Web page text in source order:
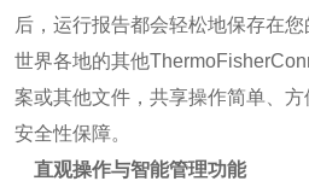
后，运行报告都会轻松地保存在
世界各地的其他
案或其他文件，共享操作简单、
安全性保障。
直观操作与智能管理功能